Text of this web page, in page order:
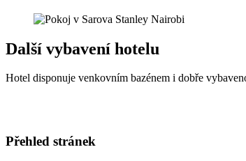
Další vybavení hotelu
Hotel disponuje venkovním bazénem i dobře
Přehled stránek